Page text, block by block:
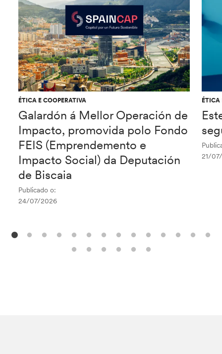
ÉTICA E COOPERATIVA
Galardón á Mellor Operación de
Impacto, promovida polo Fondo
FEIS (Emprendemento e
Impacto Social) da Deputación
de Biscaia
Publicado o:
24/07/2026
ÉTICA
21/